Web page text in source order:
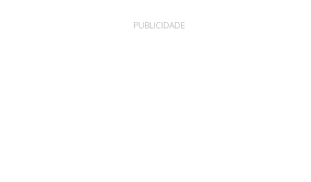
PUBLICIDADE